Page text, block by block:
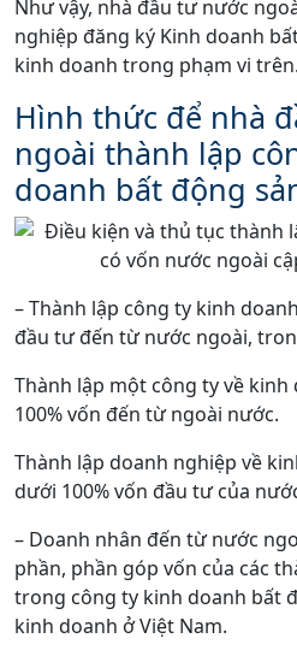
Như vậy, nhà đầu tư nước
nghiệp đăng ký Kinh doanh
kinh doanh trong phạm vi trên.
Hình thức để nhà
ngoài thành lập
doanh bất động
– Thành lập công ty kinh
đầu tư đến từ nước ngoài,
Thành lập một công ty về
100% vốn đến từ ngoài nước.
Thành lập doanh nghiệp về
dưới 100% vốn đầu tư của
– Doanh nhân đến từ nước
phần, phần góp vốn của các
trong công ty kinh doanh bất
kinh doanh ở Việt Nam.